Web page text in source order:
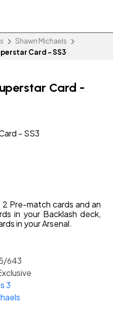
Shawn Michaels
Card - SS3
Card -
- SS3
Pre-match cards and an
in your Backlash deck,
in your Arsenal.
643
3